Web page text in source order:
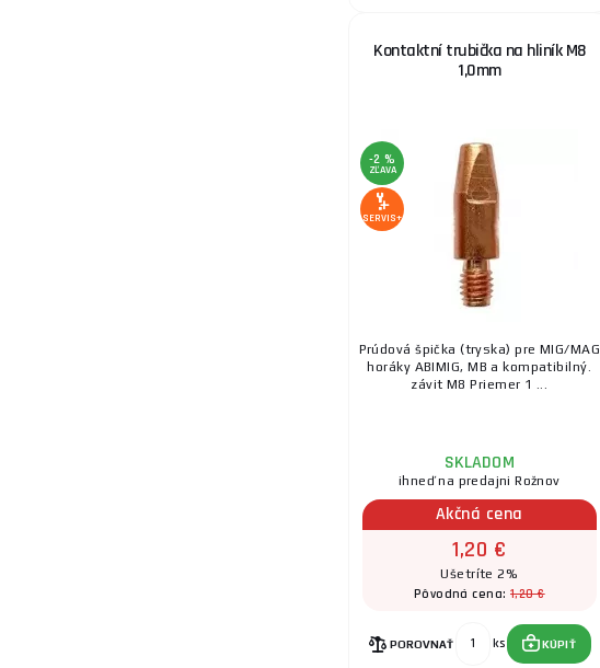
Kontaktní trubička na hliník M8
1,0mm
-2 %
ZĽAVA
SERVIS+
Prúdová špička (tryska) pre MIG/MAG
horáky ABIMIG, MB a kompatibilný.
závit M8 Priemer 1 ...
SKLADOM
ihneď na predajni Rožnov
Akčná cena
1,20 €
Ušetríte 2%
Pôvodná cena:1,20 €
POROVNAŤ ks KÚPIŤ